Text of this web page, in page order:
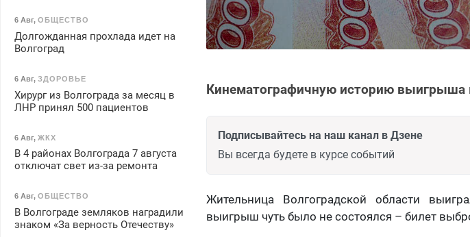
Кинематографичную историю выигрыша
Подписывайтесь на наш канал в Дзене
Вы всегда будете в курсе событий
Жительница Волгоградской области
выигрыш чуть было не состоялся – билет
6 Авг, ОБЩЕСТВО
Долгожданная прохлада идет на
Волгоград
6 Авг, ЗДОРОВЬЕ
Хирург из Волгограда за месяц в
ЛНР принял 500 пациентов
6 Авг, ЖКХ
В 4 районах Волгограда 7 августа
отключат свет из-за ремонта
6 Авг, ОБЩЕСТВО
В Волгограде земляков наградили
знаком «За верность Отечеству»